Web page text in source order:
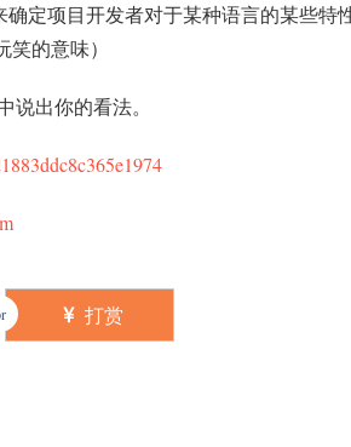
定项目开发者对于某种语言的某些特
的意味）
出你的看法。
打赏